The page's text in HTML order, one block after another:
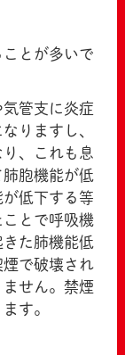
とが多いで
管支に炎症
りますし、
、これも息
胞機能が低
低下する等
とで呼吸機
た肺機能低
で破壊され
せん。禁煙
す。